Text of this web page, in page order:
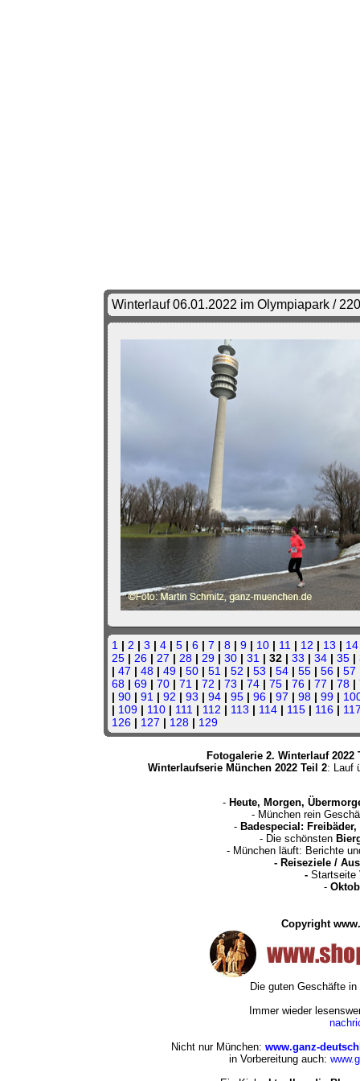
Winterlauf 06.01.2022 im Olympiapark /
1 | 2 | 3 | 4| 5| 6| 7 | 8| 9| 10| 11 | 12 | 13 | 14
25| 26| 27 | 28| 29| 30| 31 | 32 | 33 | 34| 35|
| 47 | 48| 49| 50| 51 | 52 | 53 | 54| 55| 56| 57
68| 69| 70| 71 | 72 | 73 | 74| 75| 76| 77 | 78|
| 90| 91 | 92 | 93 | 94| 95| 96| 97 | 98| 99|
| 109| 110| 111 | 112 | 113 | 114| 115| 116|
126| 127 | 128| 129
Fotogalerie 2. Winterlauf 2022
Winterlaufserie München 2022 Teil 2: Lauf
- Heute, Morgen,
- München rein
- Badespecial:
- Die schönsten
- München läuft: Berichte
- Reiseziele /
- Startseite
-
Copyright
Die guten Geschäfte
Immer wieder
Nicht nur München: www.ganz-
in Vorbereitung auch: